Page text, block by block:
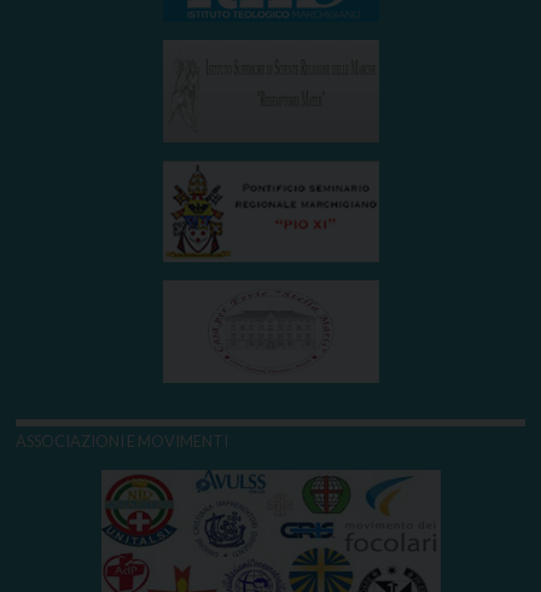
ASSOCIAZIONI E MOVIMENTI